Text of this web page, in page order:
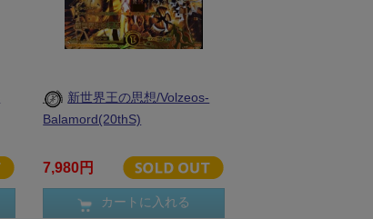
新世界王の思想/Volzeos-
Balamord(20thS)
7,980円
カートに入れる